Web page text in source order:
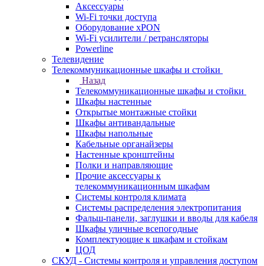
Аксессуары
Wi-Fi точки доступа
Оборудование хPON
Wi-Fi усилители / ретрансляторы
Powerline
Телевидение
Телекоммуникационные шкафы и стойки
Назад
Телекоммуникационные шкафы и стойки
Шкафы настенные
Открытые монтажные стойки
Шкафы антивандальные
Шкафы напольные
Кабельные органайзеры
Настенные кронштейны
Полки и направляющие
Прочие аксессуары к
телекоммуникационным шкафам
Системы контроля климата
Системы распределения электропитания
Фальш-панели, заглушки и вводы для кабеля
Шкафы уличные всепогодные
Комплектующие к шкафам и стойкам
ЦОД
СКУД - Системы контроля и управления доступом